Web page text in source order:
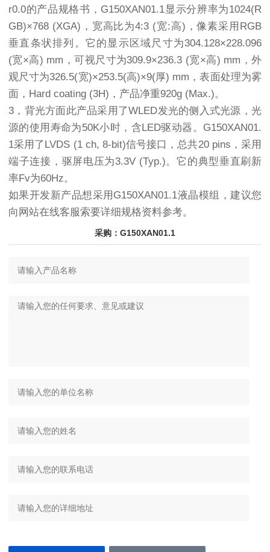
r0.0的产品规格书，G150XAN01.1显示分辨率为1024(R
GB)×768 (XGA)，宽高比为4:3 (宽:高)，像素采用RGB
垂直条状排列。它的显示区域尺寸为304.128×228.096
(宽×高) mm，可视尺寸为309.9×236.3 (宽×高) mm，外
观尺寸为326.5(宽)×253.5(高)×9(厚) mm，表面处理为雾
面，Hard coating (3H)，产品净重920g (Max.)。
3，背光方面此产品采用了WLED发光的侧入式光源，光
源的使用寿命为50K小时，含LED驱动器。G150XAN01.
1采用了LVDS (1 ch, 8-bit)信号接口，总共20 pins，采用
端子连接，驱屏电压为3.3V (Typ.)。它的典型垂直刷新
率Fv为60Hz。
如果开发新产品想采用G150XAN01.1液晶模组，建议您
向网站在线客服索要详细规格资料参考。
采购：G150XAN01.1